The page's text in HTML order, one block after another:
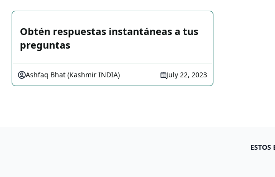
Obtén respuestas instantáneas a tus
preguntas
Ashfaq Bhat (Kashmir INDIA) July 22, 2023
ESTOS